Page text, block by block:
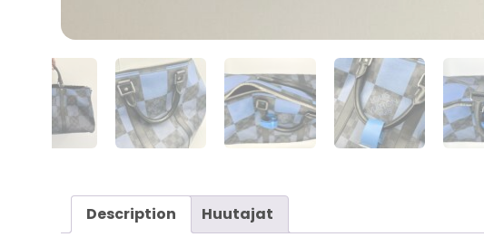
Description Huutajat